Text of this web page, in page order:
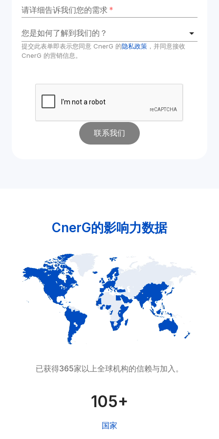
请详细告诉我们您的需求 *
您是如何了解到我们的？
提交此表单即表示您同意 CnerG 的隐私政策 ，并同意接收
CnerG 的营销信息。
联系我们
CnerG的影响力数据
已获得365家以上全球机构的信赖与加入。
107+
国家